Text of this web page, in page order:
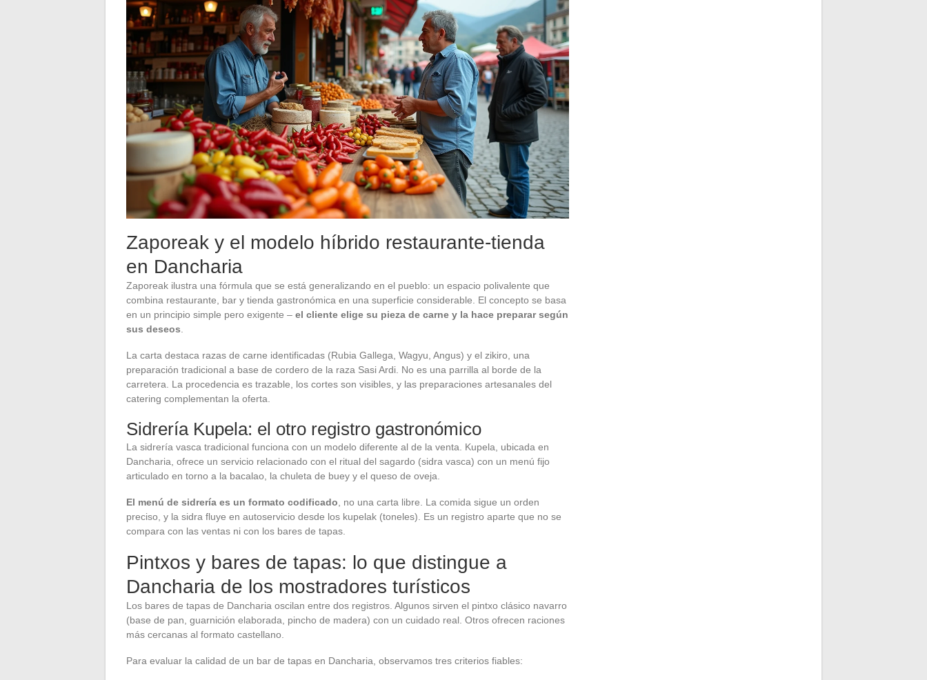
Zaporeak y el modelo híbrido restaurante-tienda
en Dancharia
Zaporeak ilustra una fórmula que se está generalizando en el pueblo: un espacio polivalente que
combina restaurante, bar y tienda gastronómica en una superficie considerable. El concepto se basa
en un principio simple pero exigente – el cliente elige su pieza de carne y la hace preparar según
sus deseos
La carta destaca razas de carne identificadas (Rubia Gallega, Wagyu, Angus) y el zikiro, una
preparación tradicional a base de cordero de la raza Sasi Ardi. No es una parrilla al borde de la
carretera. La procedencia es trazable, los cortes son visibles, y las preparaciones artesanales del
catering complementan la oferta.
Sidrería Kupela: el otro registro gastronómico
La sidrería vasca tradicional funciona con un modelo diferente al de la venta. Kupela, ubicada en
Dancharia, ofrece un servicio relacionado con el ritual del sagardo (sidra vasca) con un menú fijo
articulado en torno a la bacalao, la chuleta de buey y el queso de oveja.
El menú de sidrería es un formato codificado , no una carta libre. La comida sigue un orden
preciso, y la sidra fluye en autoservicio desde los kupelak (toneles). Es un registro aparte que no se
compara con las ventas ni con los bares de tapas.
Pintxos y bares de tapas: lo que distingue a
Dancharia de los mostradores turísticos
Los bares de tapas de Dancharia oscilan entre dos registros. Algunos sirven el pintxo clásico navarro
(base de pan, guarnición elaborada, pincho de madera) con un cuidado real. Otros ofrecen raciones
más cercanas al formato castellano.
Para evaluar la calidad de un bar de tapas en Dancharia, observamos tres criterios fiables: